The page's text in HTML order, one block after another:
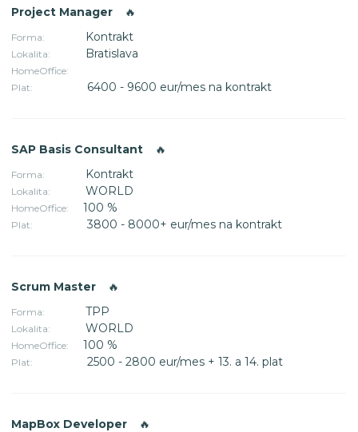
Project Manager 🔥
Forma: Kontrakt
Lokalita: Bratislava
HomeOffice:
Plat:
6400 - 9600 eur/mes na kontrakt
SAP Basis Consultant 🔥
Forma: Kontrakt
Lokalita: WORLD
HomeOffice: 100 %
Plat: 3800 - 8000+ eur/mes na kontrakt
Scrum Master 🔥
Forma: TPP
Lokalita: WORLD
HomeOffice: 100 %
Plat: 2500 - 2800 eur/mes + 13. a 14. plat
MapBox Developer 🔥